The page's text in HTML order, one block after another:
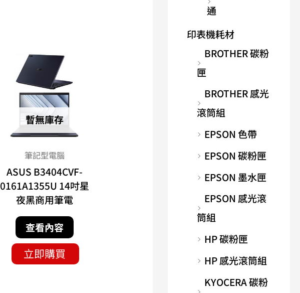
暫無庫存
筆記型電腦
ASUS B3404CVF-
0161A1355U 14吋星
夜黑商用筆電
查看內容
立即購買
通
印表機耗材
BROTHER 碳粉
匣
BROTHER 感光
滾筒組
EPSON 色帶
EPSON 碳粉匣
EPSON 墨水匣
EPSON 感光滾
筒組
HP 碳粉匣
HP 感光滾筒組
KYOCERA 碳粉